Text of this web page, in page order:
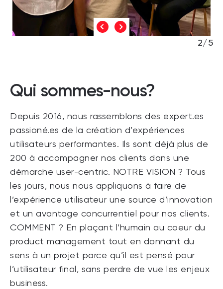
3/5
Qui sommes-nous?
Depuis 2016, nous rassemblons des expert.es
passioné.es de la création d’expériences
utilisateurs performantes. Ils sont déjà plus de
200 à accompagner nos clients dans une
démarche user-centric. NOTRE VISION ? Tous
les jours, nous nous appliquons à faire de
l’expérience utilisateur une source d’innovation
et un avantage concurrentiel pour nos clients.
COMMENT ? En plaçant l’humain au coeur du
product management tout en donnant du
sens à un projet parce qu’il est pensé pour
l’utilisateur final, sans perdre de vue les enjeux
business.